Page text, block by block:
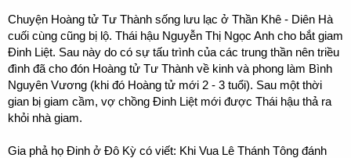
Chuyện Hoàng tử Tư Thành sống lưu lạc ở Thần Khê - Diên Hà
cuối cùng cũng bị lộ. Thái hậu Nguyễn Thị Ngọc Anh cho bắt giam
Đinh Liệt. Sau này do có sự tấu trình của các trung thần nên triều
đình đã cho đón Hoàng tử Tư Thành về kinh và phong làm Bình
Nguyên Vương (khi đó Hoàng tử mới 2 - 3 tuổi). Sau một thời
gian bị giam cầm, vợ chồng Đinh Liệt mới được Thái hậu thả ra
khỏi nhà giam.
Gia phả họ Đinh ở Đô Kỳ có viết: Khi Vua Lê Thánh Tông đánh